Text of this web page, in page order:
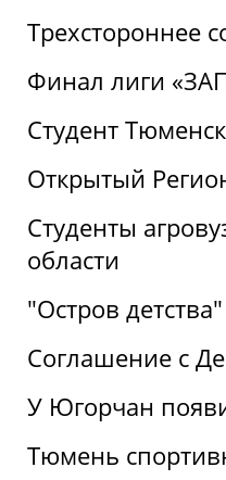
Трехстороннее
Финал лиги
Студент
Открытый
Студенты
области
"Остров
Соглашение с
У Югорчан
Тюмень